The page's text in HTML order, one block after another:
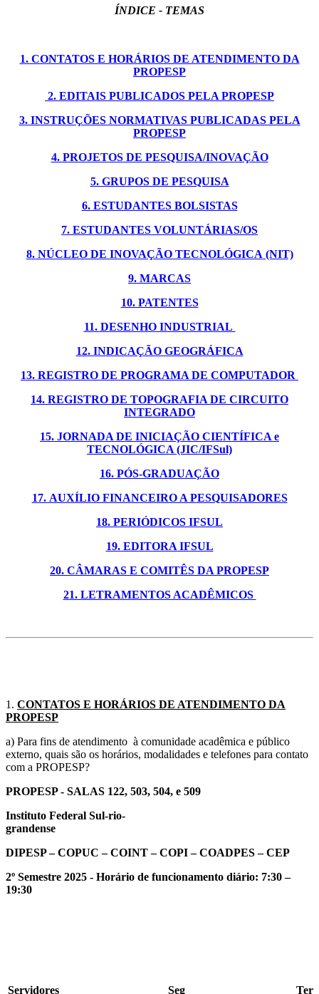
ÍNDICE - TEMAS
1. CONTATOS E HORÁRIOS DE ATENDIMENTO DA
PROPESP
2. EDITAIS PUBLICADOS PELA PROPESP
3. INSTRUÇÕES NORMATIVAS PUBLICADAS PELA
PROPESP
4. PROJETOS DE PESQUISA/INOVAÇÃO
5. GRUPOS DE PESQUISA
6. ESTUDANTES BOLSISTAS
7. ESTUDANTES VOLUNTÁRIAS/OS
8. NÚCLEO DE INOVAÇÃO TECNOLÓGICA (NIT)
9. MARCAS
10. PATENTES
11. DESENHO INDUSTRIAL
12. INDICAÇÃO GEOGRÁFICA
13. REGISTRO DE PROGRAMA DE COMPUTADOR
14. REGISTRO DE TOPOGRAFIA DE CIRCUITO
INTEGRADO
15. JORNADA DE INICIAÇÃO CIENTÍFICA e
TECNOLÓGICA (JIC/IFSul)
16. PÓS-GRADUAÇÃO
17. AUXÍLIO FINANCEIRO A PESQUISADORES
18. PERIÓDICOS IFSUL
19. EDITORA IFSUL
20. CÂMARAS E COMITÊS DA PROPESP
21. LETRAMENTOS ACADÊMICOS
1. CONTATOS E HORÁRIOS DE ATENDIMENTO DA
PROPESP
a) Para fins de atendimento à comunidade acadêmica e público
externo, quais são os horários, modalidades e telefones para contato
com a PROPESP?
PROPESP - SALAS 122, 503, 504, e 509
Instituto Federal Sul-rio-
grandense
DIPESP – COPUC – COINT – COPI – COADPES – CEP
2º Semestre 2025 - Horário de funcionamento diário: 7:30 –
19:30
Servidores Seg Ter